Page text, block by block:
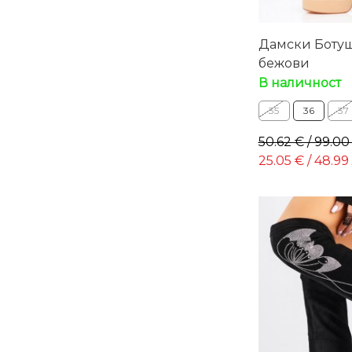
Дамски
бежови
В наличност
35 36 37
50.62 € / 99.00
25.05 € / 48.99